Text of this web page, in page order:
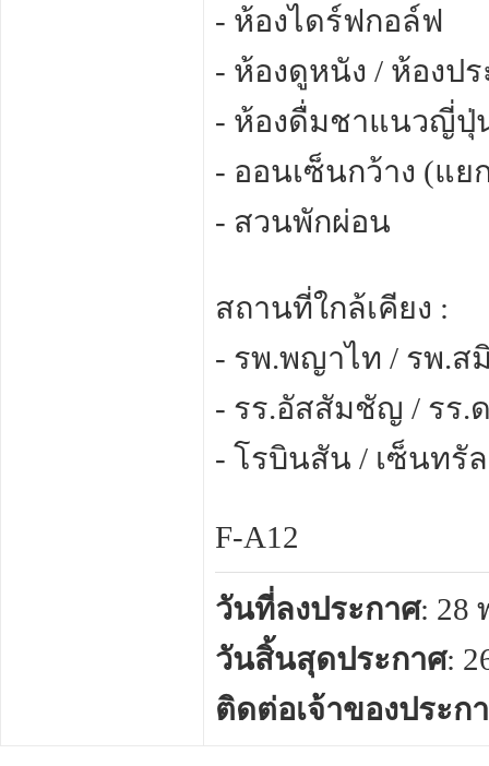
- ห้องไดร์ฟกอล์ฟ
- ห้องดูหนัง / ห้องป
- ห้องดื่มชาแนวญี่ปุ่
- ออนเซ็นกว้าง (แ
- สวนพักผ่อน
สถานที่ใกล้เคียง :
- รพ.พญาไท / รพ.ส
- รร.อัสสัมชัญ / รร.
- โรบินสัน / เซ็นทรั
F-A12
วันที่ลงประกาศ: 28
วันสิ้นสุดประกาศ:
ติดต่อเจ้าของประก